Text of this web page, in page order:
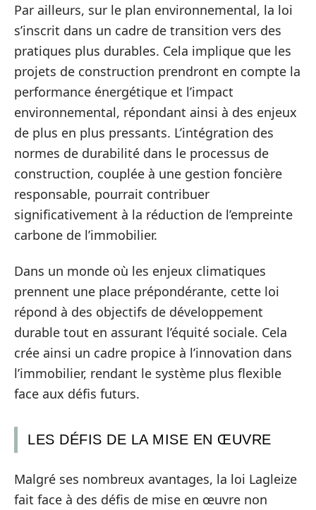
Par ailleurs, sur le plan environnemental, la loi
s’inscrit dans un cadre de transition vers des
pratiques plus durables. Cela implique que les
projets de construction prendront en compte la
performance énergétique et l’impact
environnemental, répondant ainsi à des enjeux
de plus en plus pressants. L’intégration des
normes de durabilité dans le processus de
construction, couplée à une gestion foncière
responsable, pourrait contribuer
significativement à la réduction de l’empreinte
carbone de l’immobilier.
Dans un monde où les enjeux climatiques
prennent une place prépondérante, cette loi
répond à des objectifs de développement
durable tout en assurant l’équité sociale. Cela
crée ainsi un cadre propice à l’innovation dans
l’immobilier, rendant le système plus flexible
face aux défis futurs.
LES DÉFIS DE LA MISE EN ŒUVRE
Malgré ses nombreux avantages, la loi Lagleize
fait face à des défis de mise en œuvre non